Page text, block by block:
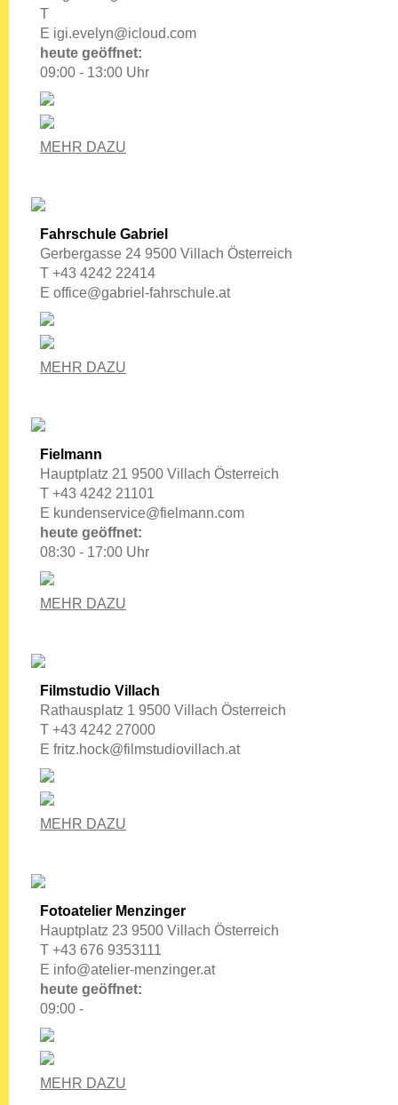
T
E igi.evelyn@icloud.com
heute geöffnet:
09:00 - 13:00 Uhr
MEHR DAZU
Fahrschule Gabriel
Gerbergasse 24 9500 Villach Österreich
T +43 4242 22414
E office@gabriel-fahrschule.at
MEHR DAZU
Fielmann
Hauptplatz 21 9500 Villach Österreich
T +43 4242 21101
E kundenservice@fielmann.com
heute geöffnet:
08:30 - 17:00 Uhr
MEHR DAZU
Filmstudio Villach
Rathausplatz 1 9500 Villach Österreich
T +43 4242 27000
E fritz.hock@filmstudiovillach.at
MEHR DAZU
Fotoatelier Menzinger
Hauptplatz 23 9500 Villach Österreich
T +43 676 9353111
E info@atelier-menzinger.at
heute geöffnet:
09:00 -
MEHR DAZU